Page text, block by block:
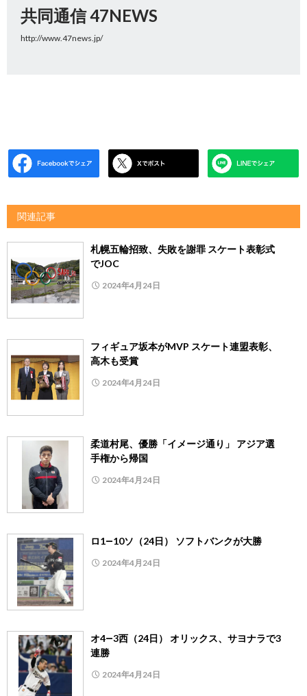
共同通信 47NEWS
http://www.47news.jp/
関連記事
札幌五輪招致、失敗を謝罪 スケート表彰式
でJOC
2024年4月24日
フィギュア坂本がMVP スケート連盟表彰、
高木も受賞
2024年4月24日
柔道村尾、優勝「イメージ通り」 アジア選
手権から帰国
2024年4月24日
ロ1―10ソ（24日） ソフトバンクが大勝
2024年4月24日
オ4―3西（24日） オリックス、サヨナラで3
連勝
2024年4月24日